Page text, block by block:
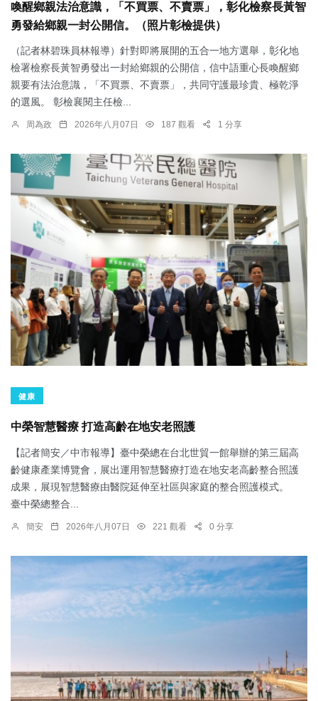
喚醒鄉親法治意識，「不買票、不賣票」，彰化檢察長黃智
勇發給鄉親一封公開信。（照片彰檢提供）
（記者林碧珠員林報導）針對即將展開的五合一地方選舉，彰化地
檢署檢察長黃智勇發出一封給鄉親的公開信，信中語重心長喚醒鄉
親要有法治意識，「不買票、不賣票」，共同守護最珍貴、極乾淨
的選風。 彰檢襄閱主任檢...
周為政 2026年八月07日 187 觀看 1 分享
健康
中榮智慧醫療 打造高齡在地安老照護
【記者簡安／中市報導】臺中榮總在台北世貿一館舉辦的第三屆高
齡健康產業博覽會，展出運用智慧醫療打造在地安老高齡整合照護
成果，展現智慧醫療由醫院延伸至社區與家庭的整合照護模式。
臺中榮總整合...
簡安 2026年八月07日 221 觀看 0 分享